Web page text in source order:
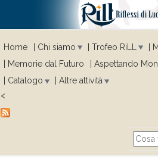
Home Chi siamo Trofeo RiLL
Memorie dal Futuro
Aspettando
Catalogo
Altre attività
<
Cerca